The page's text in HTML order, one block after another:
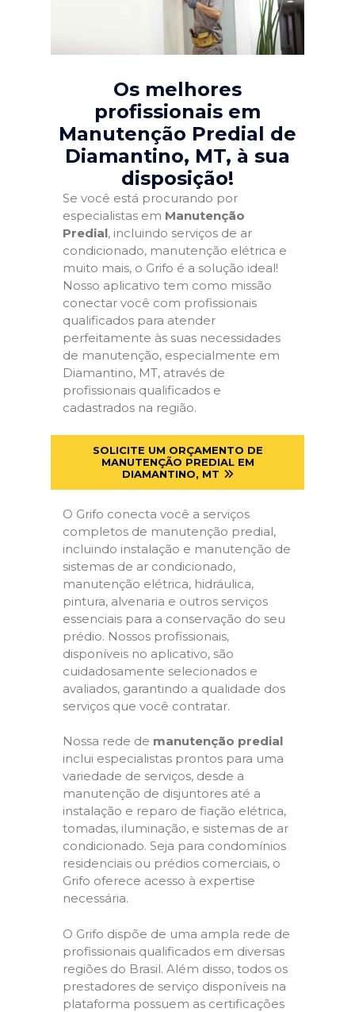
Os melhores
profissionais em
Manutenção Predial de
Diamantino, MT, à sua
disposição!
Se você está procurando por
especialistas em Manutenção
Predial, incluindo serviços de ar
condicionado, manutenção elétrica e
muito mais, o Grifo é a solução ideal!
Nosso aplicativo tem como missão
conectar você com profissionais
qualificados para atender
perfeitamente às suas necessidades
de manutenção, especialmente em
Diamantino, MT, através de
profissionais qualificados e
cadastrados na região.
SOLICITE UM ORÇAMENTO DE
MANUTENÇÃO PREDIAL EM
DIAMANTINO, MT
O Grifo conecta você a serviços
completos de manutenção predial,
incluindo instalação e manutenção de
sistemas de ar condicionado,
manutenção elétrica, hidráulica,
pintura, alvenaria e outros serviços
essenciais para a conservação do seu
prédio. Nossos profissionais,
disponíveis no aplicativo, são
cuidadosamente selecionados e
avaliados, garantindo a qualidade dos
serviços que você contratar.
Nossa rede de manutenção predial
inclui especialistas prontos para uma
variedade de serviços, desde a
manutenção de disjuntores até a
instalação e reparo de fiação elétrica,
tomadas, iluminação, e sistemas de ar
condicionado. Seja para condomínios
residenciais ou prédios comerciais, o
Grifo oferece acesso à expertise
necessária.
O Grifo dispõe de uma ampla rede de
profissionais qualificados em diversas
regiões do Brasil. Além disso, todos os
prestadores de serviço disponíveis na
plataforma possuem as certificações